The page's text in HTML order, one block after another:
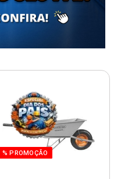
% PROMOÇÃO